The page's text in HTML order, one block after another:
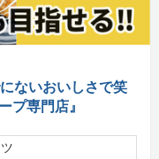
ないおいしさで笑
プ専門店』